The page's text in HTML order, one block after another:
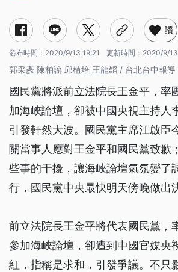
讚
發布時間： 2020/9/13 19:21 更新時間： 2020/9/
郭采彥 陳柏諭 邱植培 王龍韜 / 台北台中報導
國民黨將派前立法院長王金平，率
加海峽論壇，卻被中國央視主持人
引發軒然大波。國民黨主席江啟臣
關當事人應對王金平和國民黨致歉
些事的干擾，讓海峽論壇氣氛變了
行，國民黨中央最快明天傍晚做出
前立法院長王金平將代表國民黨，
參加海峽論壇，卻遭到中國官媒央
紅，指稱是求和，引發爭議。不只